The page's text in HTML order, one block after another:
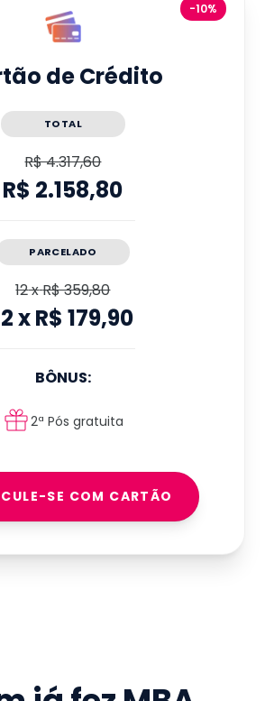
-10%
de Crédito
TOTAL
R$ 4.317,60
R$ 2.158,80
PARCELADO
12xR$ 359,80
xR$ 179,90
BÔNUS:
2ª Pós gratuita
SE COM CARTÃO